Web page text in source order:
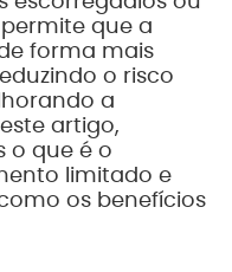
que a
forma mais
o risco
a
artigo,
o que é o
limitado e
os benefícios